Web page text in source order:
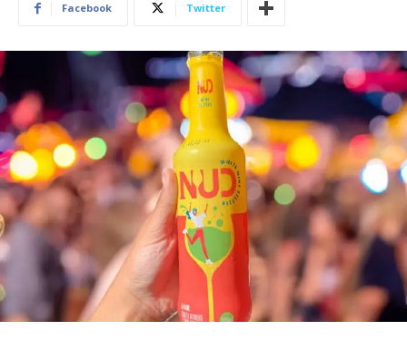
Facebook Twitter